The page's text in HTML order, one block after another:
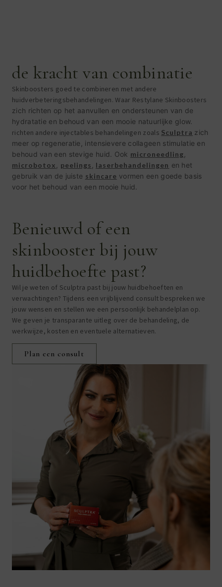
de kracht van combinatie
Skinboosters goed te combineren met andere
huidverbeteringsbehandelingen. Waar Restylane Skinboosters
zich richten op het aanvullen en ondersteunen van de
hydratatie en behoud van een mooie natuurlijke glow.
richten andere injectables behandelingen zoals Sculptra zich
meer op regeneratie, intensievere collageen stimulatie en
behoud van een stevige huid. Ook microneedling
microbotox
peelings laserbehandelingen en het
gebruik van de juiste skincare vormen een goede basis
voor het behoud van een mooie huid.
Benieuwd of een
skinbooster bij jouw
huidbehoefte past?
Wil je weten of Sculptra past bij jouw huidbehoeften en
verwachtingen? Tijdens een vrijblijvend consult bespreken we
jouw wensen en stellen we een persoonlijk behandelplan op.
We geven je transparante uitleg over de behandeling, de
werkwijze, kosten en eventuele alternatieven.
Plan een consult